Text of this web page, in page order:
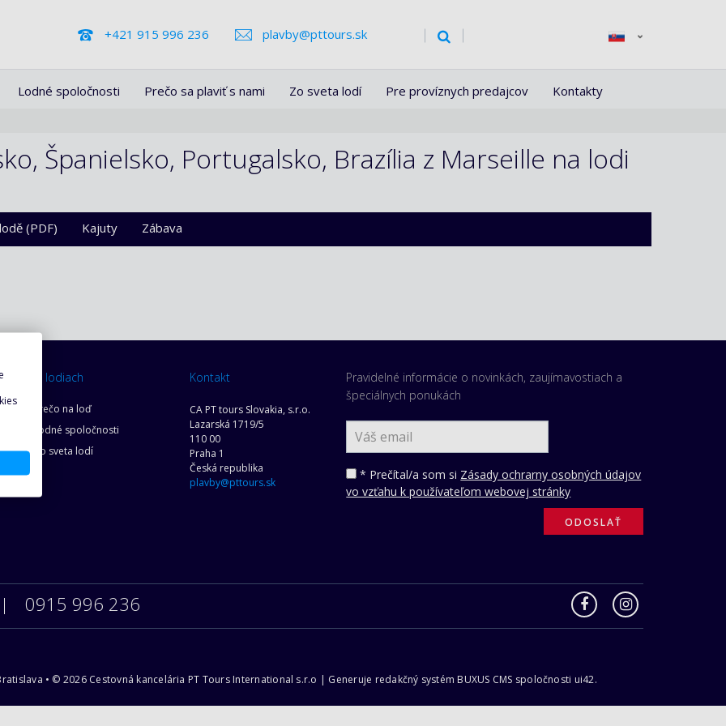
+421 915 996 236 plavby@pttours.sk
Lodné spoločnosti Prečo sa plaviť s nami Zo sveta lodí Pre províznych predajcov Kontakty
Španielsko, Portugalsko, Brazília z Marseille na lodi
(PDF) Kajuty Zábava
O lodiach
Prečo na loď
Lodné spoločnosti
Zo sveta lodí
Kontakt
CA PT tours Slovakia, s.r.o.
Lazarská 1719/5
110 00
Praha 1
Česká republika
plavby@pttours.sk
Pravidelné informácie o novinkách, zaujímavostiach a
špeciálnych ponukách
* Prečítal/a som si Zásady ochrarny osobných údajov
vo vzťahu k používateľom webovej stránky
0915 996 236
• © 2026 Cestovná kancelária PT Tours International s.r.o | Generuje redakčný systém BUXUS CMS spoločnosti ui42.